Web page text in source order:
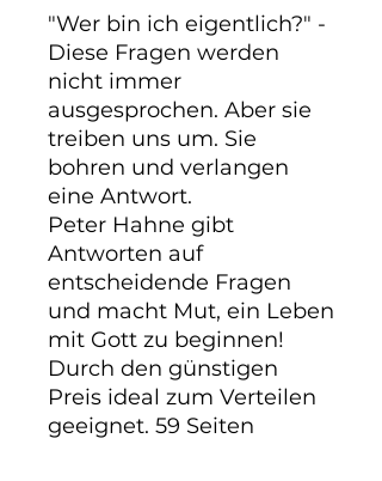
"Wer bin ich eigentlich?" -
Diese Fragen werden
nicht immer
ausgesprochen. Aber sie
treiben uns um. Sie
bohren und verlangen
eine Antwort.
Peter Hahne gibt
Antworten auf
entscheidende Fragen
und macht Mut, ein Leben
mit Gott zu beginnen!
Durch den günstigen
Preis ideal zum Verteilen
geeignet. 59 Seiten